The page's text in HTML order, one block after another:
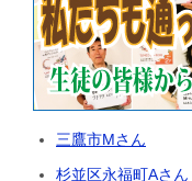
三鷹市Mさん
杉並区永福町Aさん